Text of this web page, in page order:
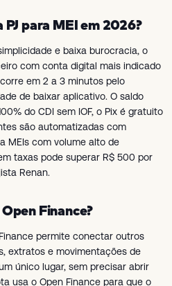
para MEI em 2026?
e baixa burocracia, o
com conta digital mais indicado
em 2 a 3 minutos pelo
de baixar aplicativo. O saldo
do CDI sem IOF, o Pix é gratuito
são automatizadas com
MEIs com volume alto de
taxas pode superar R$ 500 por
Renan.
Finance?
permite conectar outros
extratos e movimentações de
único lugar, sem precisar abrir
usa o Open Finance para que o